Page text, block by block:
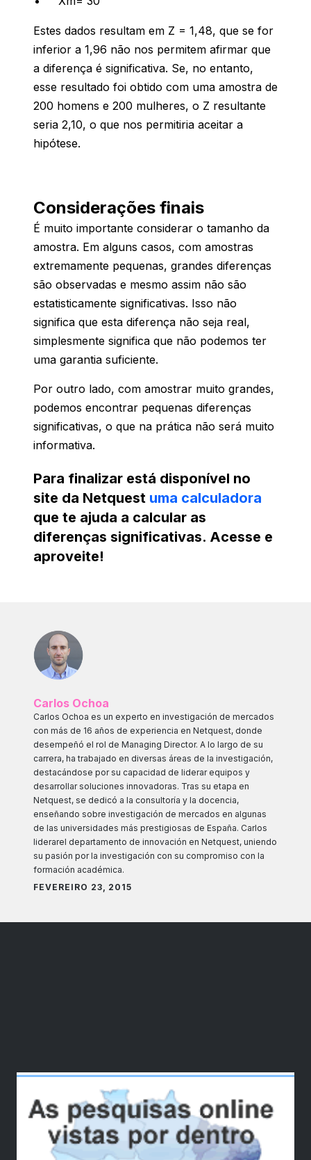
Estes dados resultam em Z = 1,48, que se for
inferior a 1,96 não nos permitem afirmar que
a diferença é significativa. Se, no entanto,
esse resultado foi obtido com uma amostra de
200 homens e 200 mulheres, o Z resultante
seria 2,10, o que nos permitiria aceitar a
hipótese.
Considerações finais
É muito importante considerar o tamanho da
amostra. Em alguns casos, com amostras
extremamente pequenas, grandes diferenças
são observadas e mesmo assim não são
estatisticamente significativas. Isso não
significa que esta diferença não seja real,
simplesmente significa que não podemos ter
uma garantia suficiente.
Por outro lado, com amostrar muito grandes,
podemos encontrar pequenas diferenças
significativas, o que na prática não será muito
informativa.
Para finalizar está disponível no
site da Netquest uma calculadora
que te ajuda a calcular as
diferenças significativas. Acesse e
aproveite!
Carlos Ochoa
Carlos Ochoa es un experto en investigación de mercados
con más de 16 años de experiencia en Netquest, donde
desempeñó el rol de Managing Director. A lo largo de su
carrera, ha trabajado en diversas áreas de la investigación,
destacándose por su capacidad de liderar equipos y
desarrollar soluciones innovadoras. Tras su etapa en
Netquest, se dedicó a la consultoría y la docencia,
enseñando sobre investigación de mercados en algunas
de las universidades más prestigiosas de España. Carlos
liderarel departamento de innovación en Netquest, uniendo
su pasión por la investigación con su compromiso con la
formación académica.
FEVEREIRO 23, 2015